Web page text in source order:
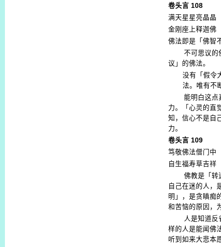
卷头言 108
满天星星亮晶晶
金刚座上释迦佛
佛法即是「佛智
不可思议的
议」的佛法。
没有「假令
法。唯有不
能明白这点
力。「心灵的直
知，信心不是自
力。
卷头言 109
笃敬佛法僧门中
自生福寿草吉祥
佛教是「转
自己在迷的人，
明」，是贪瞋痴
和苦恼的原因，
人是知道反
样的人是能闻佛
听到如来大悲本